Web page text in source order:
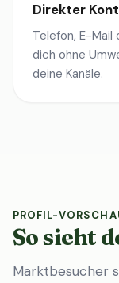
Direkter
Telefon, E-
dich ohne
deine Kanäle.
PROFIL-
So sieht
Marktbesucher